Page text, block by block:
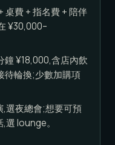
費 + 指名費 + 陪伴
¥30,000–
鐘 ¥18,000,含店內飲
待輪換;少數加購項
選夜總會;想要可預
lounge。